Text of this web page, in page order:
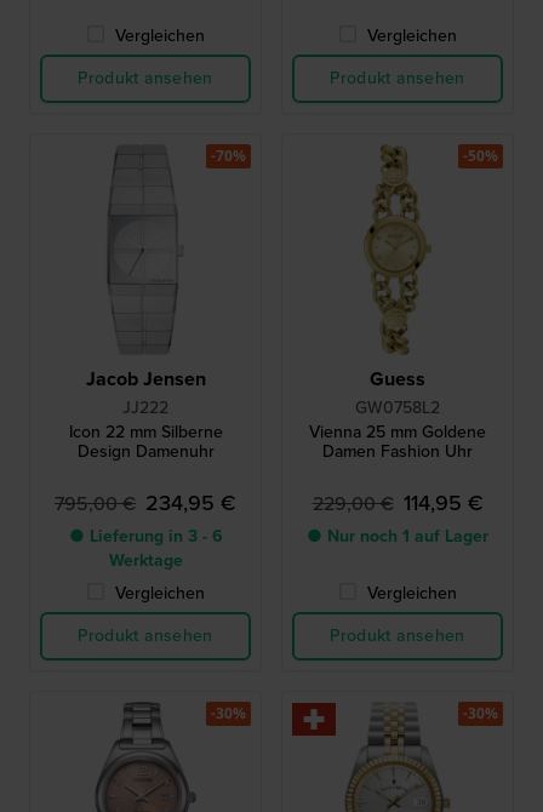
Vergleichen
Produkt ansehen
Vergleichen
Produkt ansehen
Jacob Jensen
JJ222
Icon 22 mm Silberne
Design Damenuhr
795,00 € 234,95 €
● Lieferung in 3 - 6
Werktage
Vergleichen
Produkt ansehen
-70%
Guess
GW0758L2
Vienna 25 mm Goldene
Damen Fashion Uhr
229,00 € 114,95 €
● Nur noch 1 auf Lager
Vergleichen
Produkt ansehen
-50%
-30% -30%